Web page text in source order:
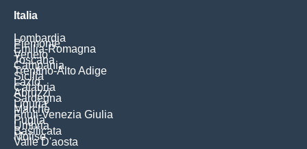
Italia
Lombardia
Piemonte
Emilia-Romagna
Veneto
Toscana
Campania
Trentino-Alto Adige
Sicilia
Lazio
Calabria
Abruzzi
Sardegna
Liguria
Marche
Friuli-Venezia Giulia
Puglia
Umbria
Basilicata
Molise
Valle D'aosta